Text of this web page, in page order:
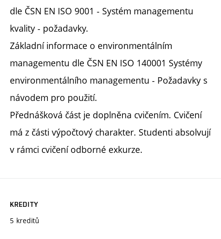
dle ČSN EN ISO 9001 - Systém managementu
kvality - požadavky.
Základní informace o environmentálním
managementu dle ČSN EN ISO 140001 Systémy
environmentálního managementu - Požadavky s
návodem pro použití.
Přednášková část je doplněna cvičením. Cvičení
má z části výpočtový charakter. Studenti absolvují
v rámci cvičení odborné exkurze.
KREDITY
5 kreditů